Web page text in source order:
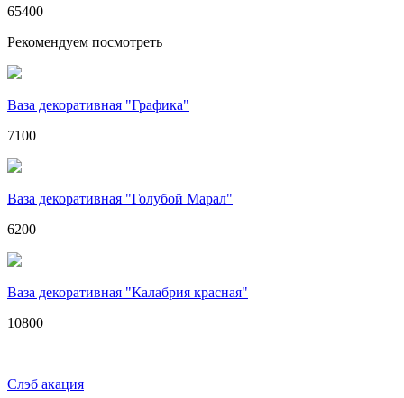
65400
Рекомендуем посмотреть
Ваза декоративная "Графика"
7100
Ваза декоративная "Голубой Марал"
6200
Ваза декоративная "Калабрия красная"
10800
Слэб акация